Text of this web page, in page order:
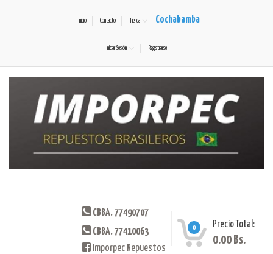
Inicio Contacto Tienda Cochabamba
Iniciar Sesión Registrarse
CBBA. 77490707
CBBA. 77410063
Imporpec Repuestos
0 Precio Total:
0.00 Bs.